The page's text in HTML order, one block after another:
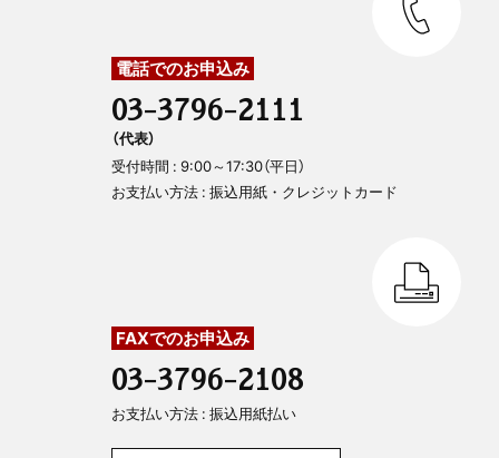
電話でのお申込み
03-3796-2111
（代表）
受付時間 : 9:00～17:30（平日）
お支払い方法 : 振込用紙・クレジットカード
FAXでのお申込み
03-3796-2108
お支払い方法 : 振込用紙払い